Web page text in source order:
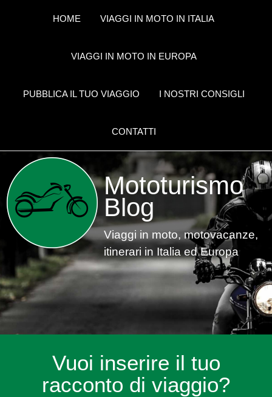
HOME VIAGGI IN MOTO IN ITALIA
VIAGGI IN MOTO IN EUROPA
PUBBLICA IL TUO VIAGGIO I NOSTRI CONSIGLI
CONTATTI
Mototurismo
Blog
Viaggi in moto, motovacanze,
itinerari in Italia ed Europa
Vuoi inserire il tuo
racconto di viaggio?